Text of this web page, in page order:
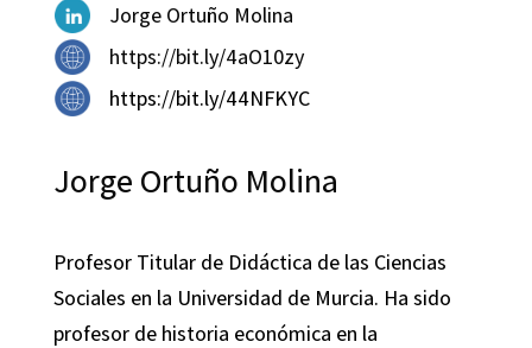
Jorge Ortuño Molina
https://bit.ly/4aO10zy
https://bit.ly/44NFKYC
Jorge Ortuño Molina
Profesor Titular de Didáctica de las Ciencias
Sociales en la Universidad de Murcia. Ha sido
profesor de historia económica en la